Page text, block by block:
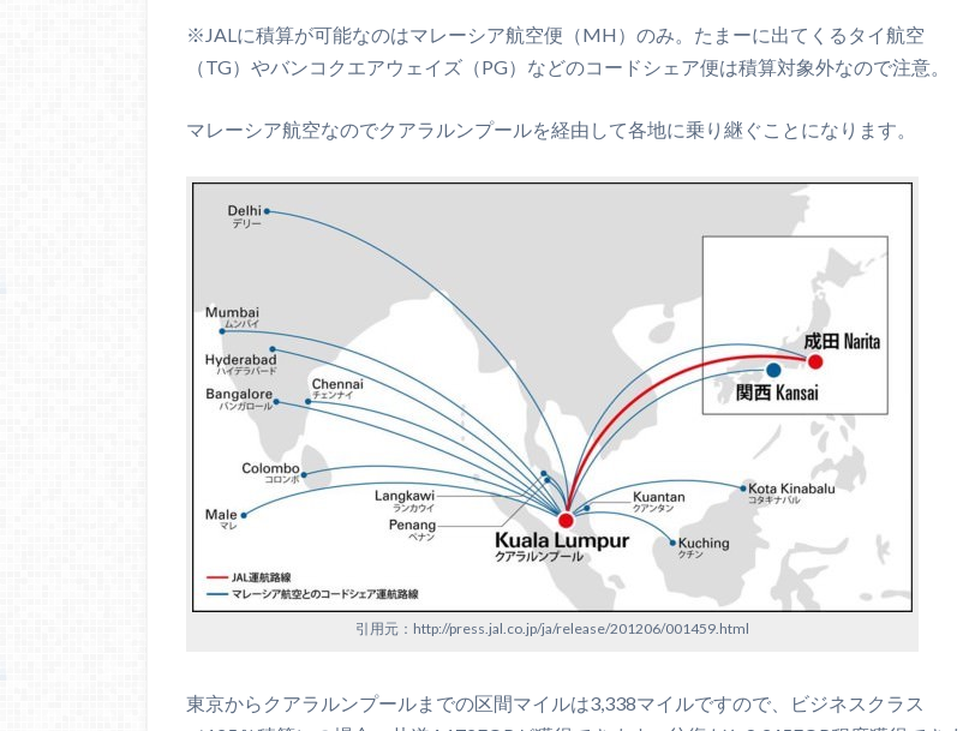
※JALに積算が可能なのはマレーシア航空便（MH）のみ。たまーに出てくるタイ航空
（TG）やバンコクエアウェイズ（PG）などのコードシェア便は積算対象外なので注意。
マレーシア航空なのでクアラルンプールを経由して各地に乗り継ぐことになります。
引用元：http://press.jal.co.jp/ja/release/201206/001459.html
東京からクアラルンプールまでの区間マイルは3,338マイルですので、ビジネスクラス